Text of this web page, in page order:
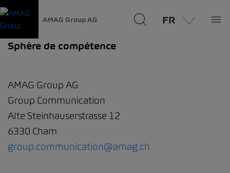
AMAG Group AG FR
Sphère de compétence
AMAG Group AG
Group Communication
Alte Steinhauserstrasse 12
6330 Cham
group.communication@amag.ch